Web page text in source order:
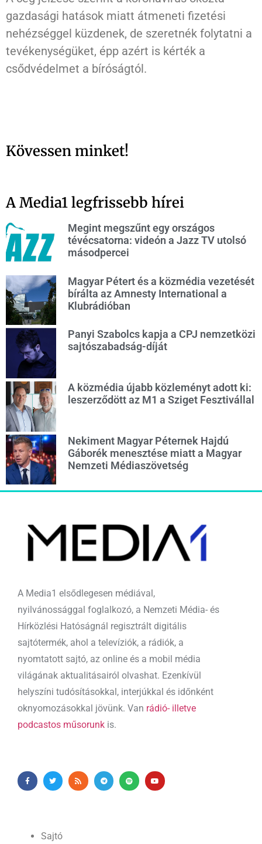
gazdasági hatások miatt átmeneti fizetési
nehézséggel küzdenek, de szeretnék folytatni a
tevékenységüket, épp azért is kérték a
csődvédelmet a bíróságtól.
Kövessen minket!
A Media1 legfrissebb hírei
Megint megszűnt egy országos
tévécsatorna: videón a Jazz TV utolsó
másodpercei
Magyar Pétert és a közmédia vezetését
bírálta az Amnesty International a
Klubrádióban
Panyi Szabolcs kapja a CPJ nemzetközi
sajtószabadság-díját
A közmédia újabb közleményt adott ki:
leszerződött az M1 a Sziget Fesztivállal
Nekiment Magyar Péternek Hajdú
Gáborék menesztése miatt a Magyar
Nemzeti Médiaszövetség
A Media1 elsődlegesen médiával,
nyilvánossággal foglalkozó, a Nemzeti Média- és
Hírközlési Hatóságnál regisztrált digitális
sajtótermék, ahol a televíziók, a rádiók, a
nyomtatott sajtó, az online és a mobil média
világának aktualitásairól olvashat. Ezenkívül
helyszíni tudósításokkal, interjúkkal és időnként
oknyomozásokkal jövünk. Van rádió- illetve
podcastos műsorunk is.
Sajtó